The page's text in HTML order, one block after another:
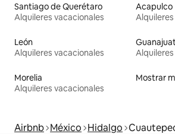
Santiago de Querétaro
Alquileres vacacionales
Acapulco
León
Alquileres vacacionales
Morelia
Alquileres vacacionales
Mostrar
Airbnb México Hidalgo